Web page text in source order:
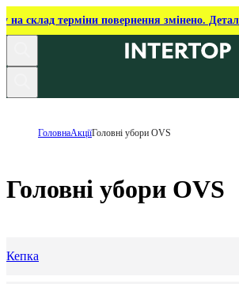
на склад терміни повернення змінено.
ГоловнаАкціїГоловні убори OVS
Головні убори OVS
Кепка